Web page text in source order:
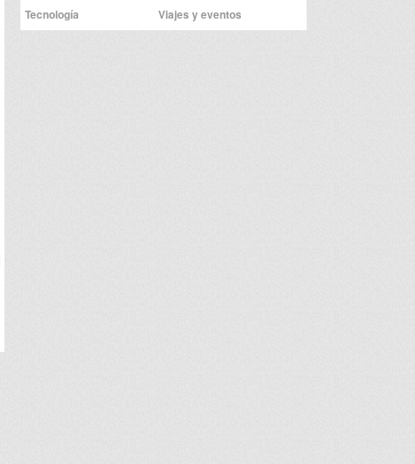
Tecnología
Viajes y eventos